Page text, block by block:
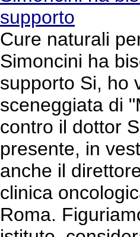
supporto
Cure naturali
Simoncini ha
supporto Si, ho
sceneggiata di
contro il dottor
presente, in
anche il
clinica
Roma.